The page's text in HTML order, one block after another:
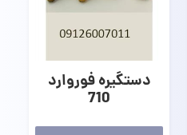
دستگیره فوروارد
710